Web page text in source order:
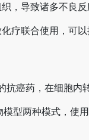
，导致诸多不良
疗联合使用，可
癌药，在细胞内
型两种模式，使